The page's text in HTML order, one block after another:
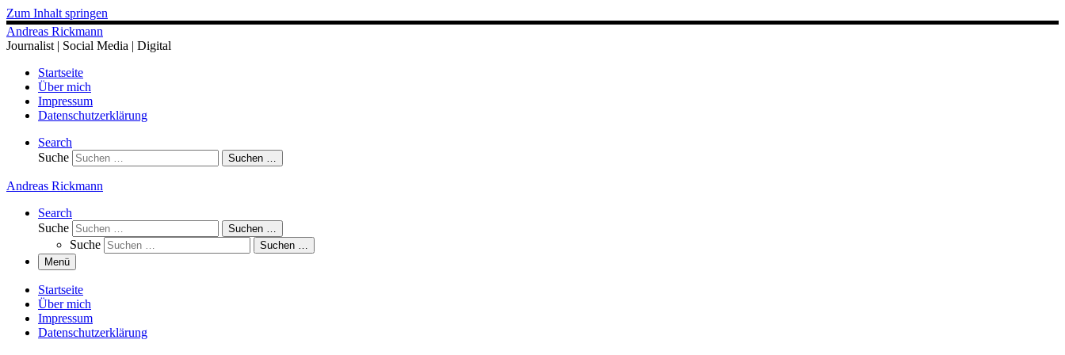
Zum Inhalt springen
Andreas Rickmann
Journalist | Social Media | Digital
Startseite
Über mich
Impressum
Datenschutzerklärung
Search
Suche
Suchen …
Andreas Rickmann
Search
Suche
Suchen …
Suche
Suchen …
Menü
Startseite
Über mich
Impressum
Datenschutzerklärung